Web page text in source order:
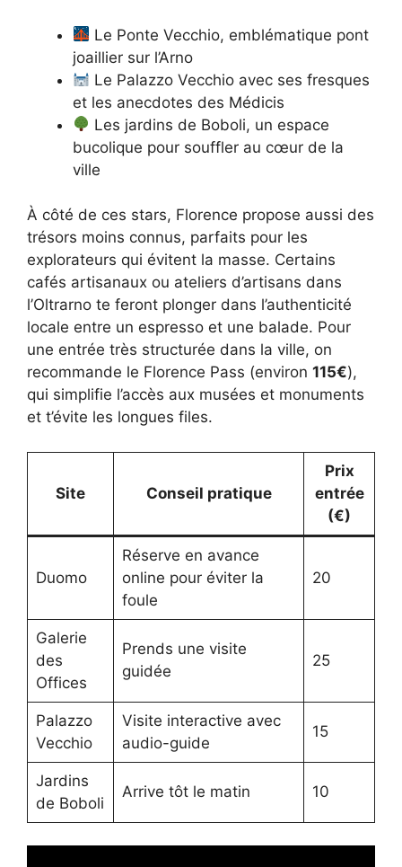
Le Ponte Vecchio, emblématique pont
joaillier sur l’Arno
Le Palazzo Vecchio avec ses fresques
et les anecdotes des Médicis
Les jardins de Boboli, un espace
bucolique pour souffler au cœur de la
ville
À côté de ces stars, Florence propose aussi des
trésors moins connus, parfaits pour les
explorateurs qui évitent la masse. Certains
cafés artisanaux ou ateliers d’artisans dans
l’Oltrarno te feront plonger dans l’authenticité
locale entre un espresso et une balade. Pour
une entrée très structurée dans la ville, on
recommande le Florence Pass (environ 115€),
qui simplifie l’accès aux musées et monuments
et t’évite les longues files.
Site Conseil pratique
Prix
entrée
(€)
Duomo
Réserve en avance
online pour éviter la
foule
20
Galerie
des
Offices
Prends une visite
guidée
25
Palazzo
Vecchio
Visite interactive avec
audio-guide
15
Jardins
de Boboli
Arrive tôt le matin 10